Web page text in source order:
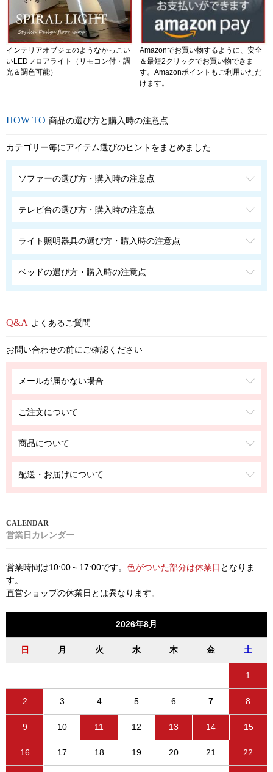
インテリアオブジェのようなかっこい
いLEDフロアライト（リモコン付・調
光＆調色可能）
Amazonでお買い物するように、安全
＆最短2クリックでお買い物できま
す。Amazonポイントもご利用いただ
けます。
商品の選び方と購入時の注意点
カテゴリー毎にアイテム選びのヒントをまとめました
ソファーの選び方・購入時の注意点
テレビ台の選び方・購入時の注意点
ライト照明器具の選び方・購入時の注意点
ベッドの選び方・購入時の注意点
よくあるご質問
お問い合わせの前にご確認ください
メールが届かない場合
ご注文について
商品について
配送・お届けについて
営業日カレンダー
営業時間は10:00～17:00です。 色がついた部分は休業日 となりま
す。
直営ショップの休業日とは異なります。
2026年8月
日 月 火 水 木 金 土
1
2 3 4 5 6 7 8
9 10 11 12 13 14 15
16 17 18 19 20 21 22